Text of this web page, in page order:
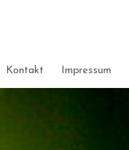
Kontakt Impressum